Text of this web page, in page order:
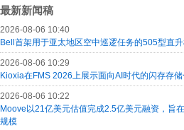
最新新闻稿
2026-08-06 10:40
Bell首架用于亚太地区空中巡逻任务的505型直
2026-08-06 10:29
Kioxia在FMS 2026上展示面向AI时代的闪存存
2026-08-06 10:22
Moove以21亿美元估值完成2.5亿美元融资，旨
规模